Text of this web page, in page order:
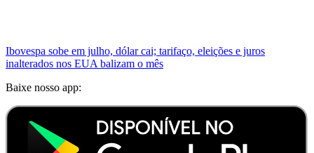
Ibovespa sobe em julho, dólar cai; tarifaço, eleições e juros
inalterados nos EUA balizam o mês
Baixe nosso app: